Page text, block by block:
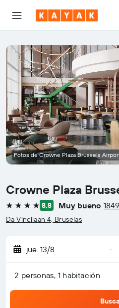
Crowne Plaza
4 estrellas8,8 Muy bueno
Da Vincilaan 4, Bruselas
jue. 13/8 -
2 personas, 1 habitación
Fotos de Crowne Plaza Brussels